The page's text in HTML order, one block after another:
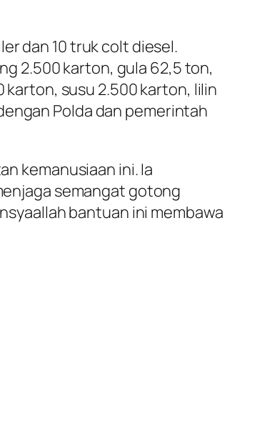
dan 10 truk colt diesel.
2.500 karton, gula 62,5 ton,
karton, susu 2.500 karton, lilin
Polda dan pemerintah
kemanusiaan ini. Ia
semangat gotong
bantuan ini membawa